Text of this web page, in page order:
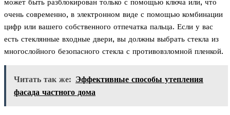
может быть разблокирован только с помощью ключа или, что
очень современно, в электронном виде с помощью комбинации
цифр или вашего собственного отпечатка пальца. Если у вас
есть стеклянные входные двери, вы должны выбрать стекла из
многослойного безопасного стекла с противовзломной пленкой.
Читать так же: Эффективные способы утепления
фасада частного дома